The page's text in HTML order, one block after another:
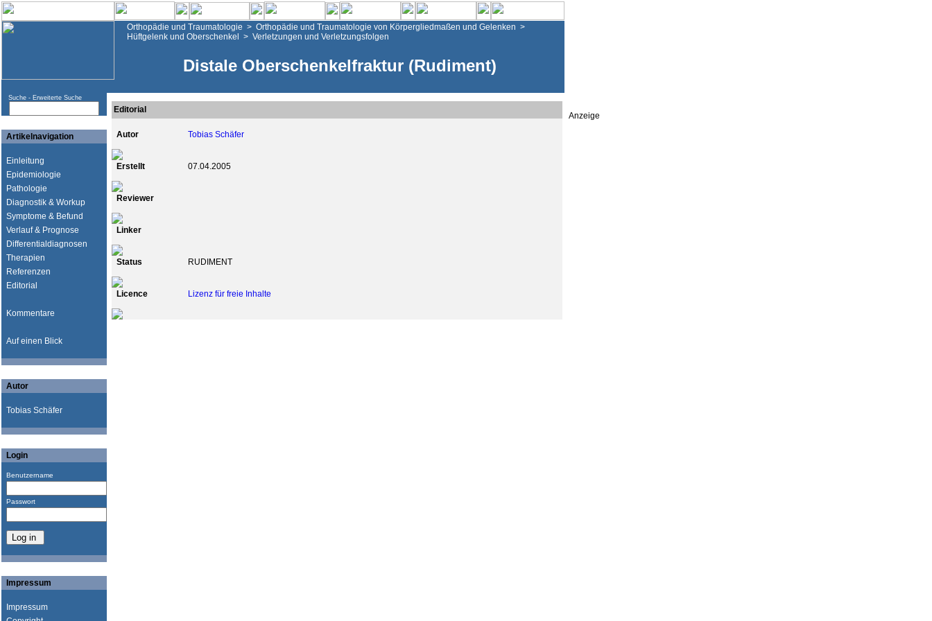
Orthopädie und Traumatologie > Orthopädie und Traumatologie von Körpergliedmaßen und Gelenken >
Hüftgelenk und Oberschenkel
> Verletzungen und Verletzungsfolgen
Distale Oberschenkelfraktur (Rudiment)
Suche - Erweiterte Suche
Artikelnavigation
Einleitung
Epidemiologie
Pathologie
Diagnostik & Workup
Symptome & Befund
Verlauf & Prognose
Differentialdiagnosen
Therapien
Referenzen
Editorial
Kommentare
Auf einen Blick
Autor
Tobias Schäfer
Login
Benutzername
Passwort
Impressum
Impressum
Editorial
Autor Tobias Schäfer
Erstellt 07.04.2005
Reviewer
Linker
Status RUDIMENT
Licence Lizenz für freie Inhalte
Anzeige